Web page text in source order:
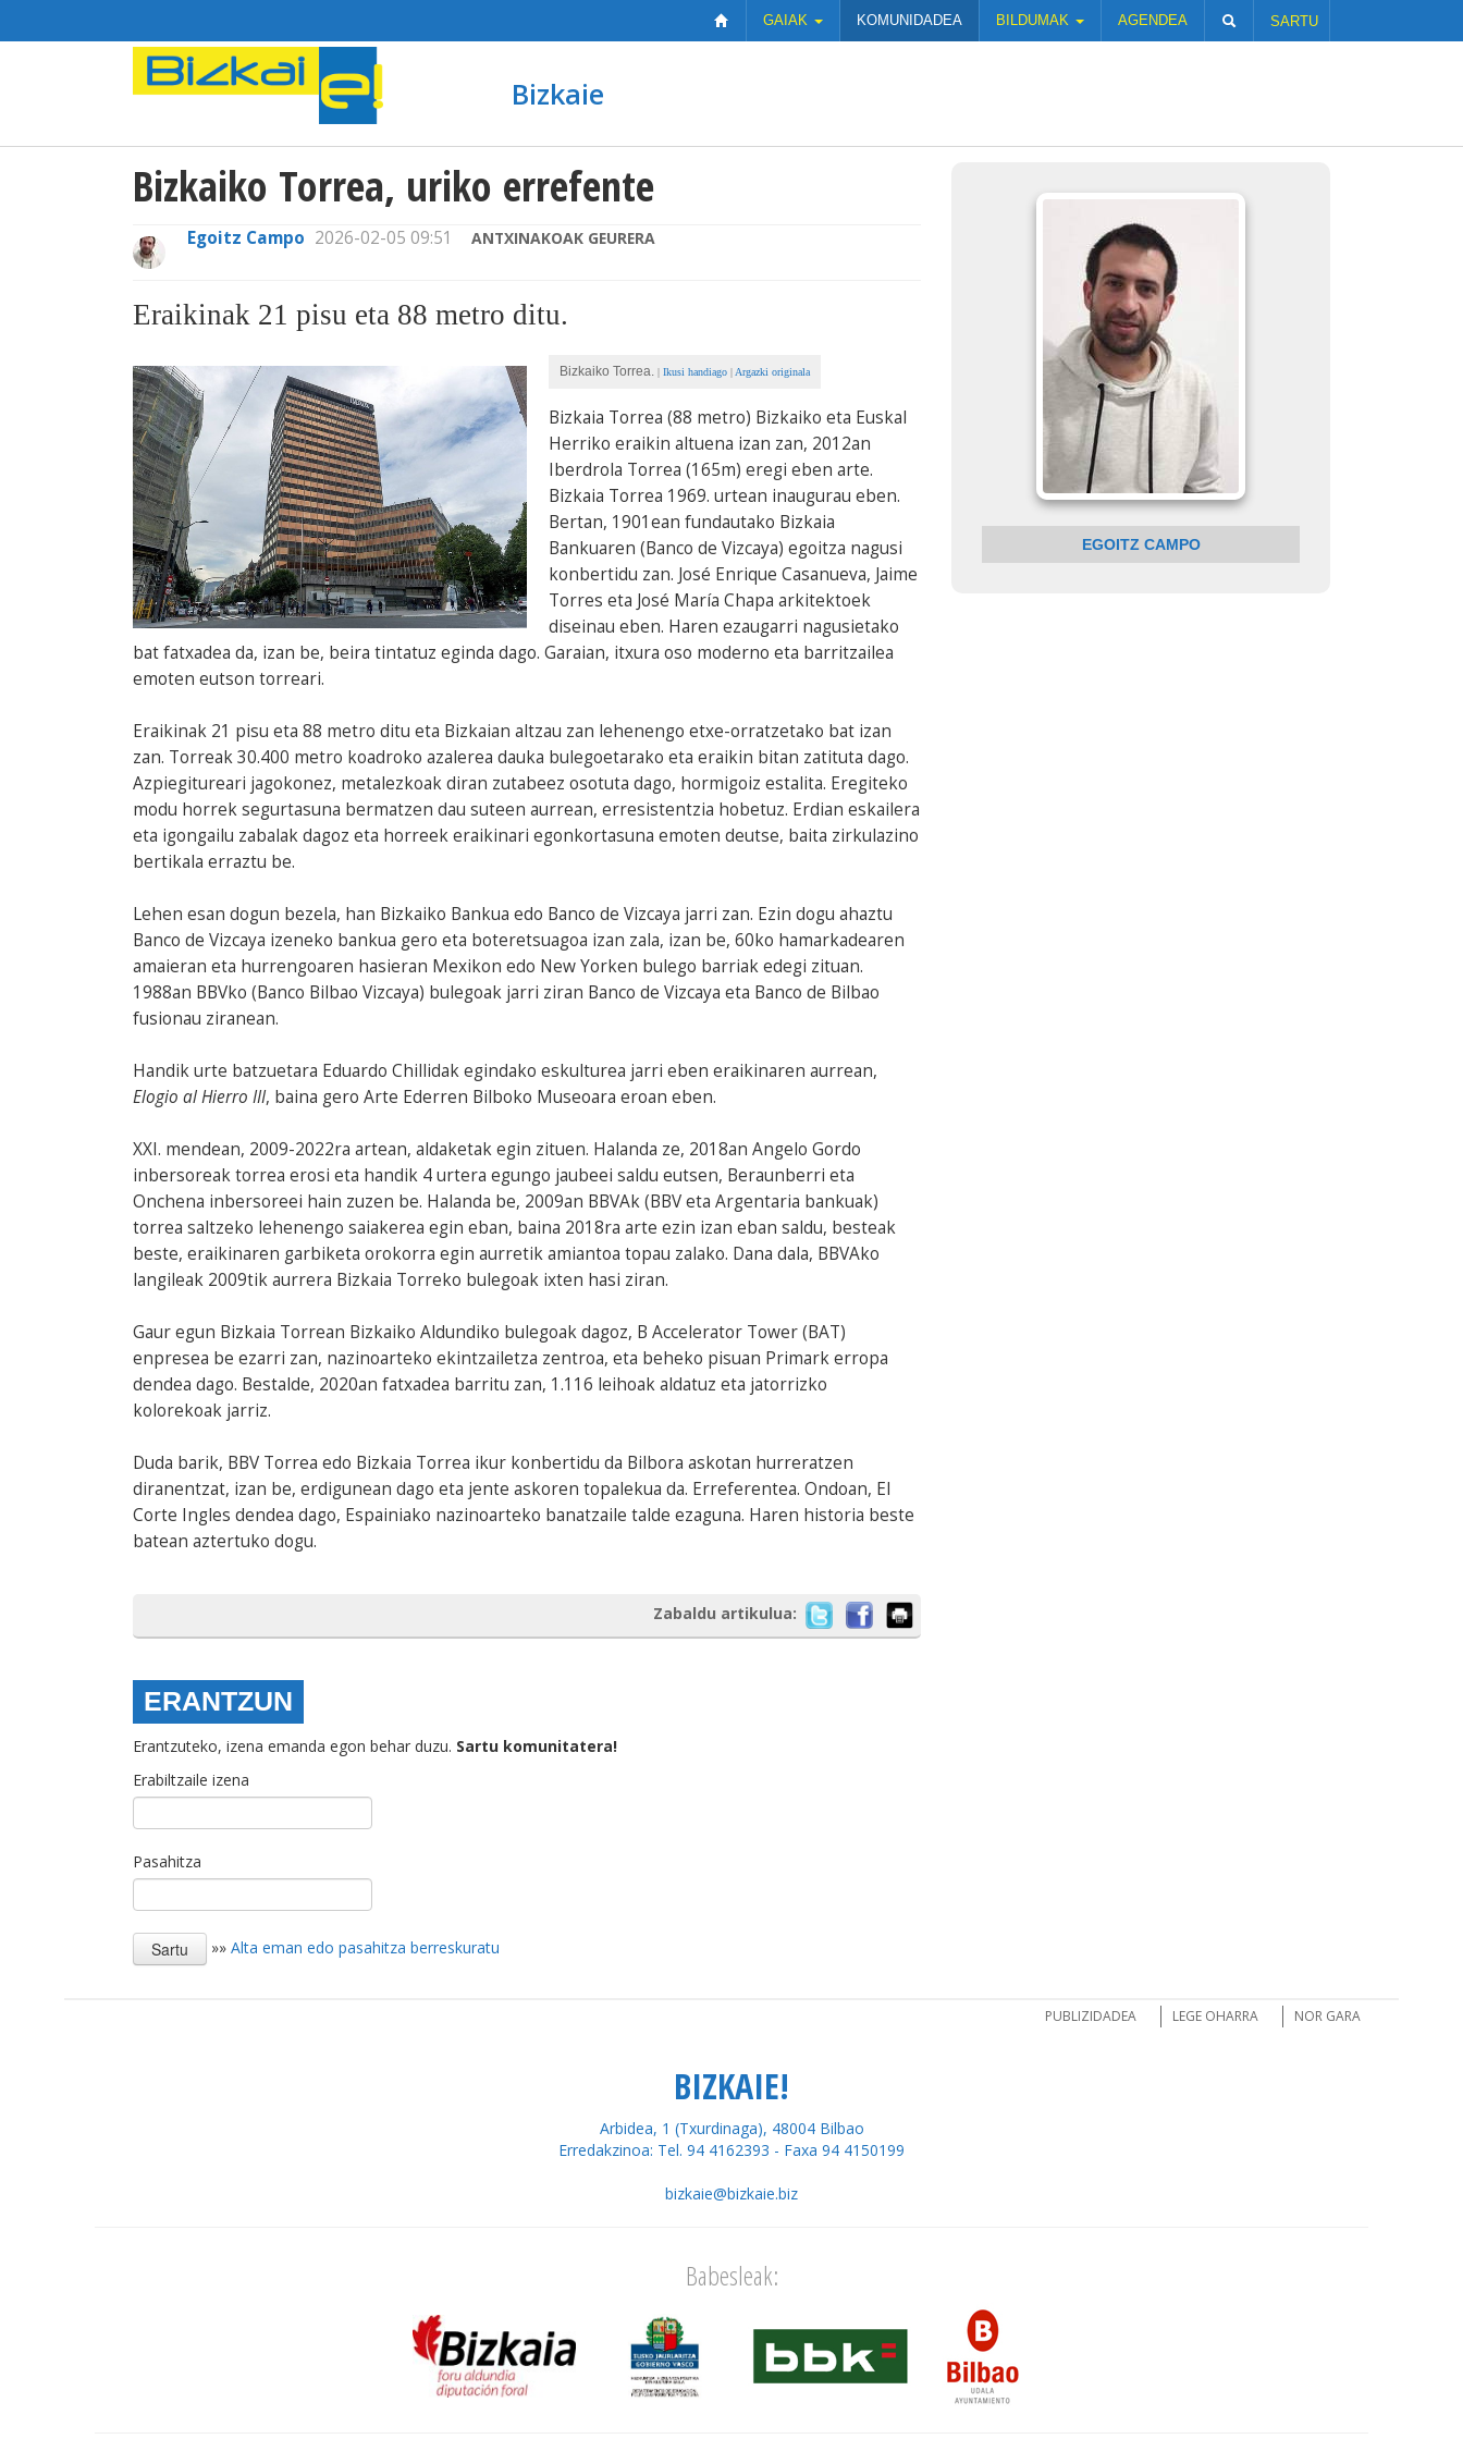
GAIAK KOMUNIDADEA BILDUMAK AGENDEA SARTU
Bizkaie
Bizkaiko Torrea, uriko errefente
Egoitz Campo 2026-02-05 09:51 ANTXINAKOAK GEURERA
Eraikinak 21 pisu eta 88 metro ditu.
Bizkaiko Torrea. | Ikusi handiago| Argazki originala
Bizkaia Torrea (88 metro) Bizkaiko eta Euskal
Herriko eraikin altuena izan zan, 2012an
Iberdrola Torrea (165m) eregi eben arte.
Bizkaia Torrea 1969. urtean inaugurau eben.
Bertan, 1901ean fundautako Bizkaia
Bankuaren (Banco de Vizcaya) egoitza nagusi
konbertidu zan. José Enrique Casanueva, Jaime
Torres eta José María Chapa arkitektoek
diseinau eben. Haren ezaugarri nagusietako
bat fatxadea da, izan be, beira tintatuz eginda dago. Garaian, itxura oso moderno eta barritzailea
emoten eutson torreari.
Eraikinak 21 pisu eta 88 metro ditu eta Bizkaian altzau zan lehenengo etxe-orratzetako bat izan
zan. Torreak 30.400 metro koadroko azalerea dauka bulegoetarako eta eraikin bitan zatituta dago.
Azpiegitureari jagokonez, metalezkoak diran zutabeez osotuta dago, hormigoiz estalita. Eregiteko
modu horrek segurtasuna bermatzen dau suteen aurrean, erresistentzia hobetuz. Erdian eskailera
eta igongailu zabalak dagoz eta horreek eraikinari egonkortasuna emoten deutse, baita zirkulazino
bertikala erraztu be.
Lehen esan dogun bezela, han Bizkaiko Bankua edo Banco de Vizcaya jarri zan. Ezin dogu ahaztu
Banco de Vizcaya izeneko bankua gero eta boteretsuagoa izan zala, izan be, 60ko hamarkadearen
amaieran eta hurrengoaren hasieran Mexikon edo New Yorken bulego barriak edegi zituan.
1988an BBVko (Banco Bilbao Vizcaya) bulegoak jarri ziran Banco de Vizcaya eta Banco de Bilbao
fusionau ziranean.
Handik urte batzuetara Eduardo Chillidak egindako eskulturea jarri eben eraikinaren aurrean,
Elogio al Hierro III, baina gero Arte Ederren Bilboko Museoara eroan eben.
XXI. mendean, 2009-2022ra artean, aldaketak egin zituen. Halanda ze, 2018an Angelo Gordo
inbersoreak torrea erosi eta handik 4 urtera egungo jaubeei saldu eutsen, Beraunberri eta
Onchena inbersoreei hain zuzen be. Halanda be, 2009an BBVAk (BBV eta Argentaria bankuak)
torrea saltzeko lehenengo saiakerea egin eban, baina 2018ra arte ezin izan eban saldu, besteak
beste, eraikinaren garbiketa orokorra egin aurretik amiantoa topau zalako. Dana dala, BBVAko
langileak 2009tik aurrera Bizkaia Torreko bulegoak ixten hasi ziran.
Gaur egun Bizkaia Torrean Bizkaiko Aldundiko bulegoak dagoz, B Accelerator Tower (BAT)
enpresea be ezarri zan, nazinoarteko ekintzailetza zentroa, eta beheko pisuan Primark erropa
dendea dago. Bestalde, 2020an fatxadea barritu zan, 1.116 leihoak aldatuz eta jatorrizko
kolorekoak jarriz.
Duda barik, BBV Torrea edo Bizkaia Torrea ikur konbertidu da Bilbora askotan hurreratzen
diranentzat, izan be, erdigunean dago eta jente askoren topalekua da. Erreferentea. Ondoan, El
Corte Ingles dendea dago, Espainiako nazinoarteko banatzaile talde ezaguna. Haren historia beste
batean aztertuko dogu.
Zabaldu artikulua:
ERANTZUN
Erantzuteko, izena emanda egon behar duzu. Sartu komunitatera!
Erabiltzaile izena
Pasahitza
»» Alta eman edo pasahitza berreskuratu
EGOITZ CAMPO
NOR GARA
LEGE OHARRA
PUBLIZIDADEA
BIZKAIE!
Arbidea, 1 (Txurdinaga), 48004 Bilbao
Erredakzinoa: Tel. 94 4162393 - Faxa 94 4150199
bizkaie@bizkaie.biz
Babesleak: